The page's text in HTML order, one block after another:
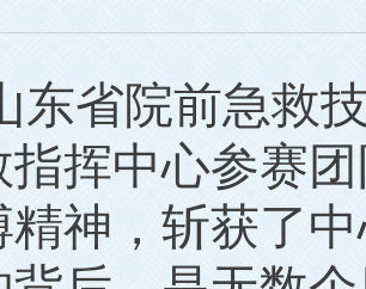
东省院前急救
指挥中心参赛
精神，斩获了